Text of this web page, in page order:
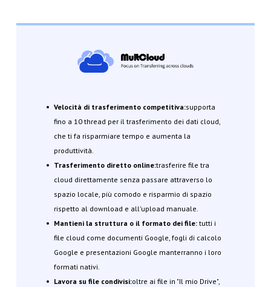
Velocità di trasferimento competitiva:supporta
fino a 10 thread per il trasferimento dei dati cloud,
che ti fa risparmiare tempo e aumenta la
produttività.
Trasferimento diretto online:trasferire file tra
cloud direttamente senza passare attraverso lo
spazio locale, più comodo e risparmio di spazio
rispetto al download e all'upload manuale.
Mantieni la struttura o il formato dei file: tutti i
file cloud come documenti Google, fogli di calcolo
Google e presentazioni Google manterranno i loro
formati nativi.
Lavora su file condivisi:oltre ai file in "Il mio Drive",